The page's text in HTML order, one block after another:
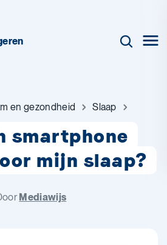
en gezondheid Slaap
smartphone
mijn slaap?
Mediawijs